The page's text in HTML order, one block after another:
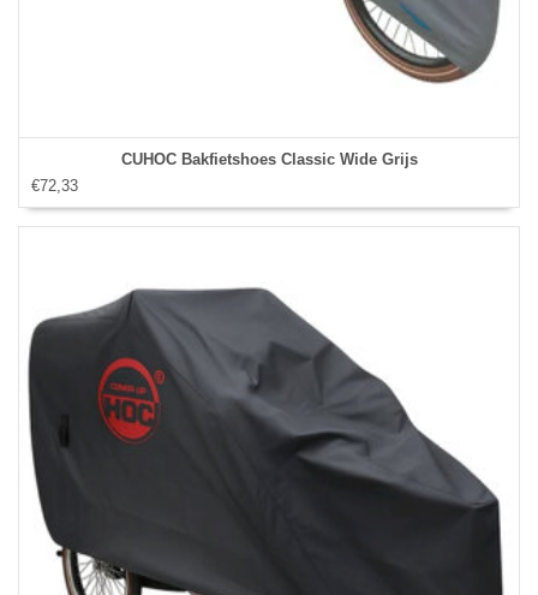
CUHOC Bakfietshoes Classic Wide Grijs
€72,33